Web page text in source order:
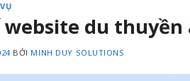
du
BỞI MINH DUY SOLUTIONS